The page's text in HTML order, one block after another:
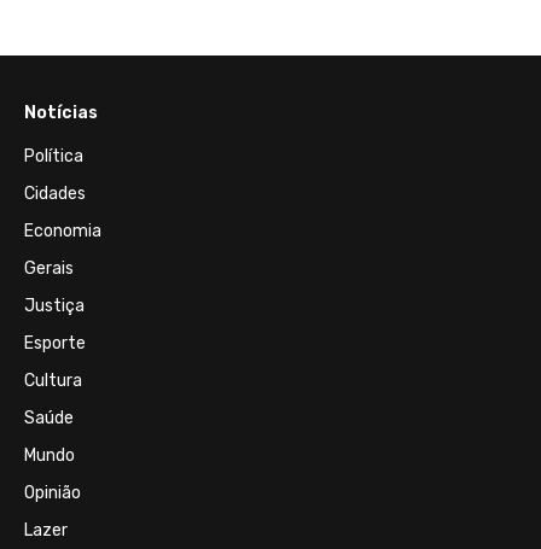
Notícias
Política
Cidades
Economia
Gerais
Justiça
Esporte
Cultura
Saúde
Mundo
Opinião
Lazer